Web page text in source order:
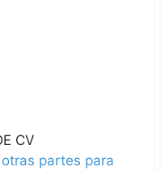
CV
partes para